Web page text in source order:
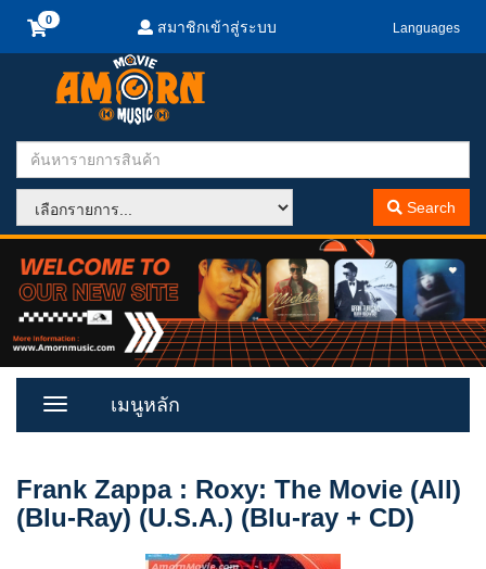
สมาชิกเข้าสู่ระบบ Languages
Search
Toggle
เมนูหลัก
Frank Zappa : Roxy: The Movie (All)
(Blu-Ray) (U.S.A.) (Blu-ray + CD)